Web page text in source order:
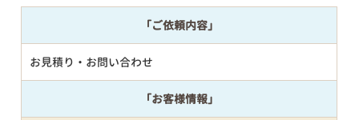
「ご依頼内容」
お見積り・お問い合わせ
「お客様情報」